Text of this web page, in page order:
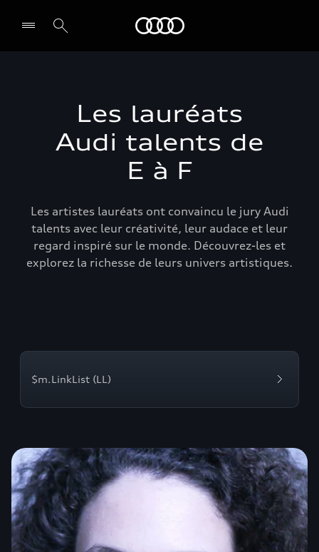
Les lauréats
Audi talents de
E à F
Les artistes lauréats ont convaincu le jury Audi
talents avec leur créativité, leur audace et leur
regard inspiré sur le monde. Découvrez-les et
explorez la richesse de leurs univers artistiques.
$m.LinkList (LL)